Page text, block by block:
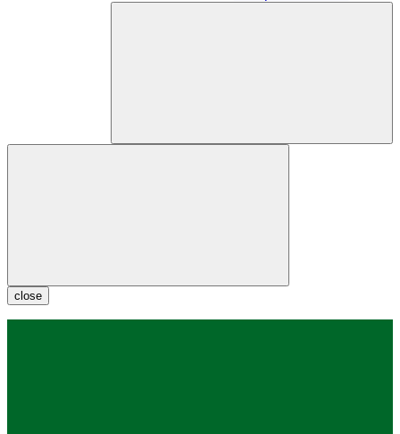
close